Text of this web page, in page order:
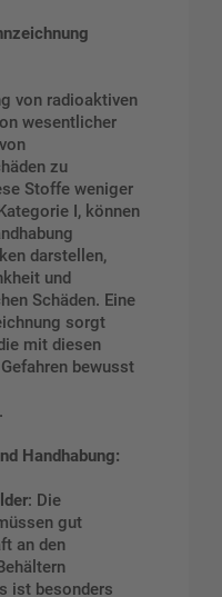
von radioaktiven
wesentlicher
zu
Stoffe weniger
I, können
darstellen,
und
Schäden. Eine
sorgt
mit diesen
bewusst
Handhabung:
: Die
gut
an den
ist besonders